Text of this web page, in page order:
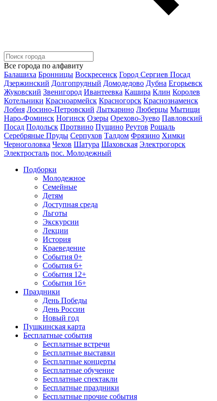
Все города по алфавиту
Балашиха Бронницы Воскресенск Город Сергиев Посад
Дзержинский Долгопрудный Домодедово Дубна Егорьевск
Жуковский Звенигород Ивантеевка Кашира Клин Королев
Котельники Красноармейск Красногорск Краснознаменск
Лобня Лосино-Петровский Лыткарино Люберцы Мытищи
Наро-Фоминск Ногинск Озеры Орехово-Зуево Павловский
Посад Подольск Протвино Пущино Реутов Рошаль
Серебряные Пруды Серпухов Талдом Фрязино Химки
Черноголовка Чехов Шатура Шаховская Электрогорск
Электросталь пос. Молодежный
Подборки
Молодежное
Семейные
Детям
Доступная среда
Льготы
Экскурсии
Лекции
История
Краеведение
События 0+
События 6+
События 12+
События 16+
Праздники
День Победы
День России
Новый год
Пушкинская карта
Бесплатные события
Бесплатные встречи
Бесплатные выставки
Бесплатные концерты
Бесплатные обучение
Бесплатные спектакли
Бесплатные праздники
Бесплатные прочие события